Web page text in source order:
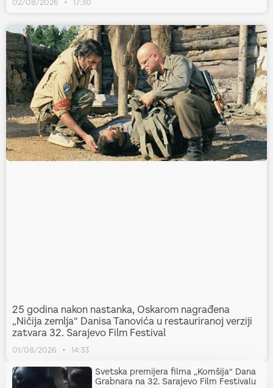
02/08/2026 17:30
25 godina nakon nastanka, Oskarom nagrađena
„Ničija zemlja“ Danisa Tanovića u restauriranoj verziji
zatvara 32. Sarajevo Film Festival
01/08/2026 14:33
Svetska premijera filma „Komšija“ Dana
Grabnara na 32. Sarajevo Film Festivalu